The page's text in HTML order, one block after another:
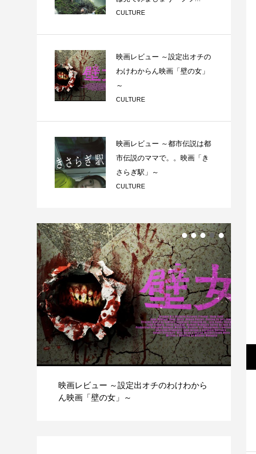
CULTURE
映画レビュー ～設定出オチの
わけわからん映画「壁の女」
～
CULTURE
映画レビュー ～都市伝説は都
市伝説のママで。。映画「き
さらぎ駅」～
CULTURE
映画レビュー ～設定出オチのわけわから
ん映画「壁の女」～